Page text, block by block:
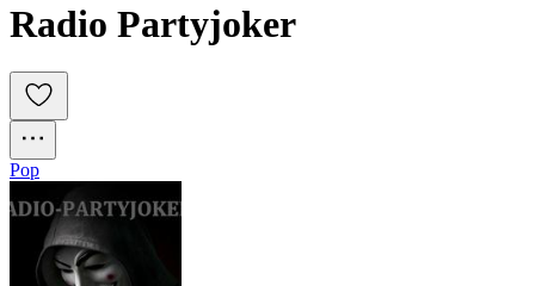
Radio Partyjoker
Pop